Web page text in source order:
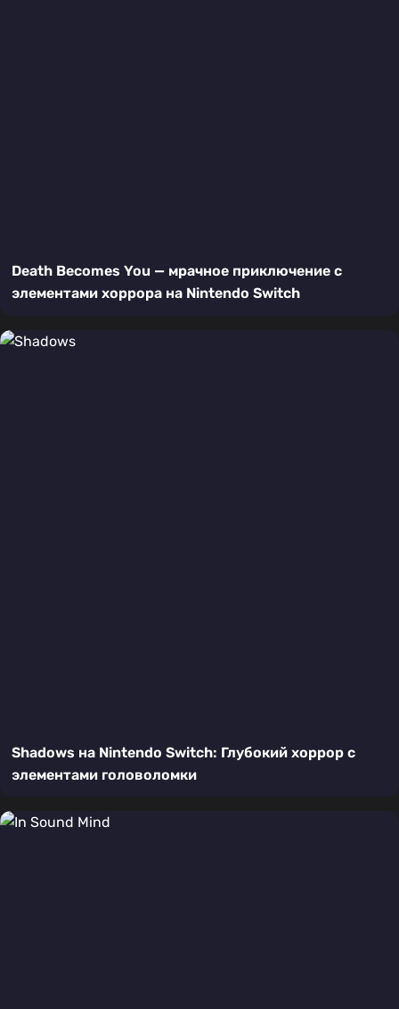
Death Becomes You — мрачное приключение с
элементами хоррора на Nintendo Switch
Shadows на Nintendo Switch: Глубокий хоррор с
элементами головоломки